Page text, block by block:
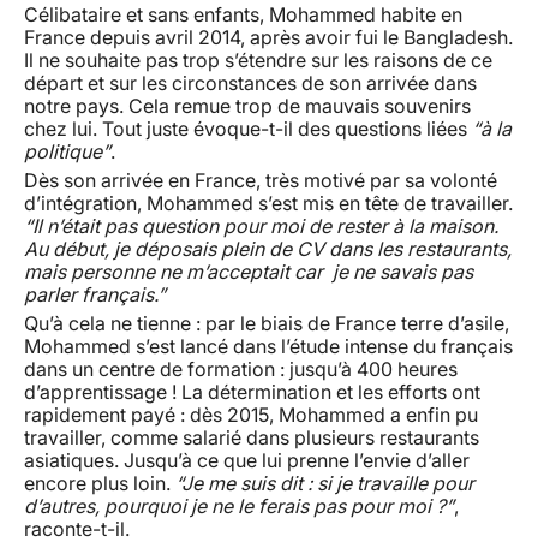
Célibataire et sans enfants, Mohammed habite en
France depuis avril 2014, après avoir fui le Bangladesh.
Il ne souhaite pas trop s’étendre sur les raisons de ce
départ et sur les circonstances de son arrivée dans
notre pays. Cela remue trop de mauvais souvenirs
chez lui. Tout juste évoque-t-il des questions liées “à la
politique”.
Dès son arrivée en France, très motivé par sa volonté
d’intégration, Mohammed s’est mis en tête de travailler.
“Il n’était pas question pour moi de rester à la maison.
Au début, je déposais plein de CV dans les restaurants,
mais personne ne m’acceptait car je ne savais pas
parler français.”
Qu’à cela ne tienne : par le biais de France terre d’asile,
Mohammed s’est lancé dans l’étude intense du français
dans un centre de formation : jusqu’à 400 heures
d’apprentissage ! La détermination et les efforts ont
rapidement payé : dès 2015, Mohammed a enfin pu
travailler, comme salarié dans plusieurs restaurants
asiatiques. Jusqu’à ce que lui prenne l’envie d’aller
encore plus loin. “Je me suis dit : si je travaille pour
d’autres, pourquoi je ne le ferais pas pour moi ?”,
raconte-t-il.